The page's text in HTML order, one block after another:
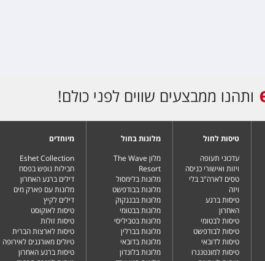
ותהנו ממבצעים שווים לפני כולם!
טיסות לחול
עדכוני תעופה
ויזות ואישורי כניסה
טסים לארה"ב בלי
ויזה
טיסות ברגע
האחרון
טיסות לבטומי
טיסות לבודפשט
טיסות לדובאי
טיסות למונטנגרו
מלונות בחול
מלון The Wave
Resort
מלונות בלימסול
מלונות בבודפשט
מלונות בבנגקוק
מלונות בבטומי
מלונות בטביליסי
מלונות בברלין
מלונות בדובאי
מלונות בלונדון
מיוחדים
Eshet Collection
חבילות נופש בפסח
דילים ברגע האחרון
מלונות עם פארק מים
דילים לקיץ
טיסות לאוקוסט
טיסות זולות
טיסות לארצות הברית
טיולים מאורגנים לאירופה
טיסות ברגע האחרון